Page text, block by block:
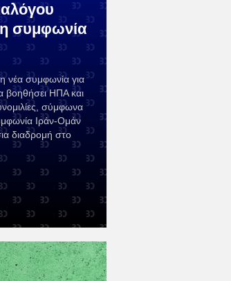
συμφωνία
η νέα συμφωνία για
βοηθήσει ΗΠΑ και
σύμφωνα
Ιράν-Ομάν
διαδρομή στο